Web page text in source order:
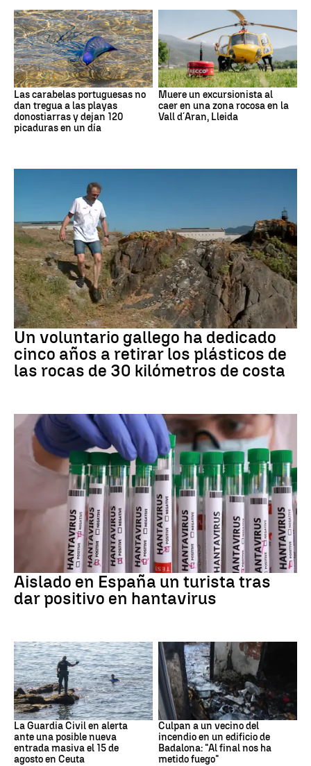
Las carabelas portuguesas no
dan tregua a las playas
donostiarras y dejan 120
picaduras en un día
Muere un excursionista al
caer en una zona rocosa en la
Vall d´Aran, Lleida
Medio ambiente
Un voluntario gallego ha dedicado
cinco años a retirar los plásticos de
las rocas de 30 kilómetros de costa
Aislado en España un turista tras
dar positivo en hantavirus
Ceuta
La Guardia Civil en alerta
ante una posible nueva
entrada masiva el 15 de
agosto en Ceuta
Cataluña
Culpan a un vecino del
incendio en un edificio de
Badalona: "Al final nos ha
metido fuego"